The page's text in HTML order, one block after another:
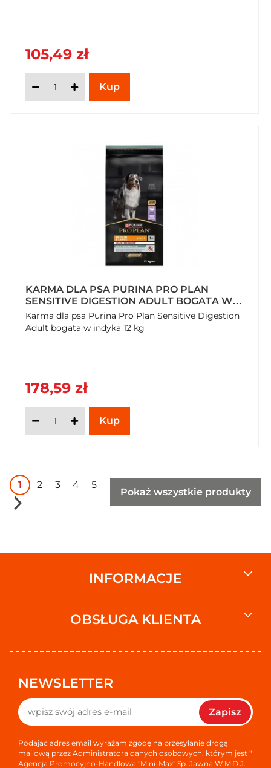
105,49 zł
KARMA DLA PSA PURINA PRO PLAN
SENSITIVE DIGESTION ADULT BOGATA W
INDYKA 12 KG
Karma dla psa Purina Pro Plan Sensitive Digestion
Adult bogata w indyka 12 kg
178,59 zł
1 2 3 4 5
Pokaż wszystkie produkty
INFORMACJE
OBSŁUGA KLIENTA
NEWSLETTER
Zapisz
Podając adres email wyrażam zgodę na przesyłanie drogą
mailową przez Administratora danych osobowych, którym jest "
Agencja Promocyjno-Handlowa "Mini-Max" Sp. Jawna W.M.D.J.